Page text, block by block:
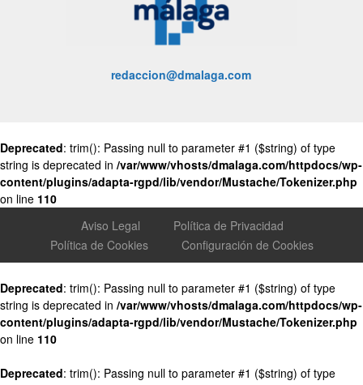
redaccion@dmalaga.com
Deprecated: trim(): Passing null to parameter #1 ($string) of type
string is deprecated in /var/www/vhosts/dmalaga.com/httpdocs/wp-
content/plugins/adapta-rgpd/lib/vendor/Mustache/Tokenizer.php
on line 110
Aviso Legal
Política de Privacidad
Política de Cookies
Configuración de Cookies
Deprecated: trim(): Passing null to parameter #1 ($string) of type
string is deprecated in /var/www/vhosts/dmalaga.com/httpdocs/wp-
content/plugins/adapta-rgpd/lib/vendor/Mustache/Tokenizer.php
on line 110
Deprecated: trim(): Passing null to parameter #1 ($string) of type